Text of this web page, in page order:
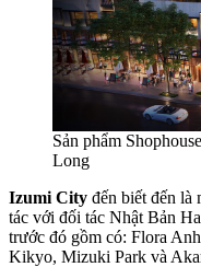
Sản phẩm
Long
Izumi City đến biết đến là
tác với đối tác Nhật Bản
trước đó gồm có: Flora
Kikyo, Mizuki Park và